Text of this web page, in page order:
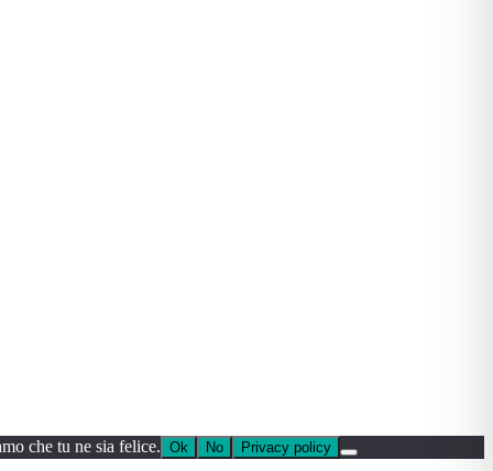
che tu ne sia felice. Ok No Privacy policy